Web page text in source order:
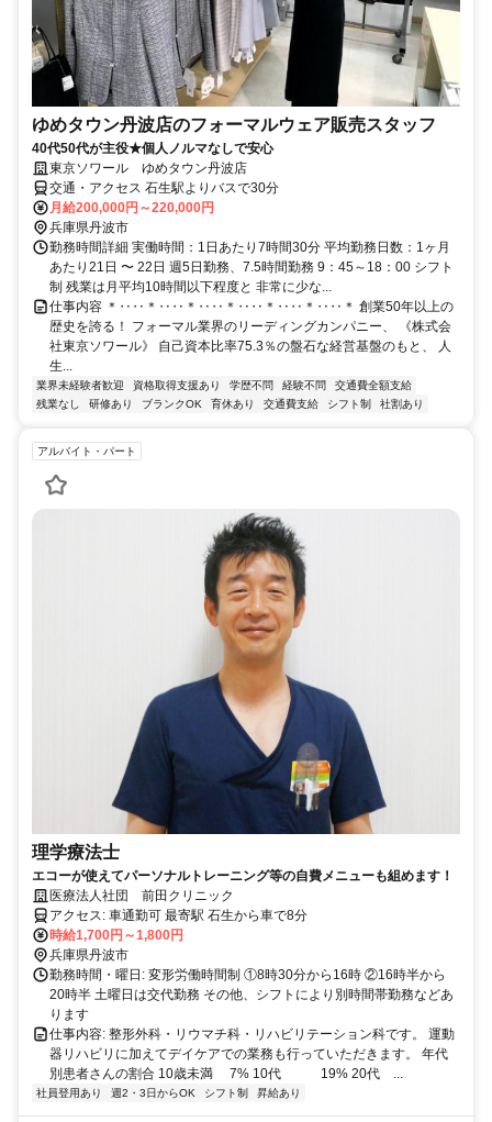
ゆめタウン丹波店のフォーマルウェア販売スタッフ
40代50代が主役★個人ノルマなしで安心
東京ソワール ゆめタウン丹波店
交通・アクセス 石生駅よりバスで30分
月給200,000円～220,000円
兵庫県丹波市
勤務時間詳細 実働時間：1日あたり7時間30分 平均勤務日数：1ヶ月
あたり21日 〜 22日 週5日勤務、7.5時間勤務 9：45～18：00 シフト
制 残業は月平均10時間以下程度と 非常に少な...
仕事内容 ＊‥‥＊‥‥＊‥‥＊‥‥＊‥‥＊‥‥＊ 創業50年以上の
歴史を誇る！ フォーマル業界のリーディングカンパニー、 《株式会
社東京ソワール》 自己資本比率75.3％の盤石な経営基盤のもと、 人
生...
業界未経験者歓迎 資格取得支援あり 学歴不問 経験不問
交通費全額支給
残業なし
研修あり ブランクOK 育休あり 交通費支給 シフト制 社割あり
アルバイト・パート
理学療法士
エコーが使えてパーソナルトレーニング等の自費メニューも組めます！
医療法人社団 前田クリニック
アクセス: 車通勤可 最寄駅 石生から車で8分
時給1,700円～1,800円
兵庫県丹波市
勤務時間・曜日: 変形労働時間制 ①8時30分から16時 ②16時半から
20時半 土曜日は交代勤務 その他、シフトにより別時間帯勤務などあ
ります
仕事内容: 整形外科・リウマチ科・リハビリテーション科です。 運動
器リハビリに加えてデイケアでの業務も行っていただきます。 年代
別患者さんの割合 10歳未満 7% 10代 19% 20代 ...
社員登用あり 週2・3日からOK シフト制 昇給あり